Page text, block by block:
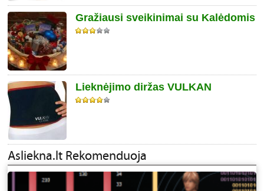
Gražiausi sveikinimai su Kalėdomis
Lieknėjimo diržas VULKAN